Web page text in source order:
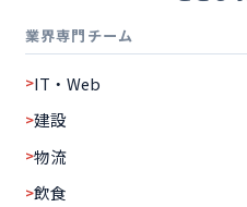
業界専門チーム
IT・Web
建設
物流
飲食